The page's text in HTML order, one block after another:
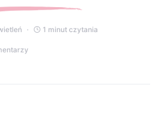
1 minut czytania